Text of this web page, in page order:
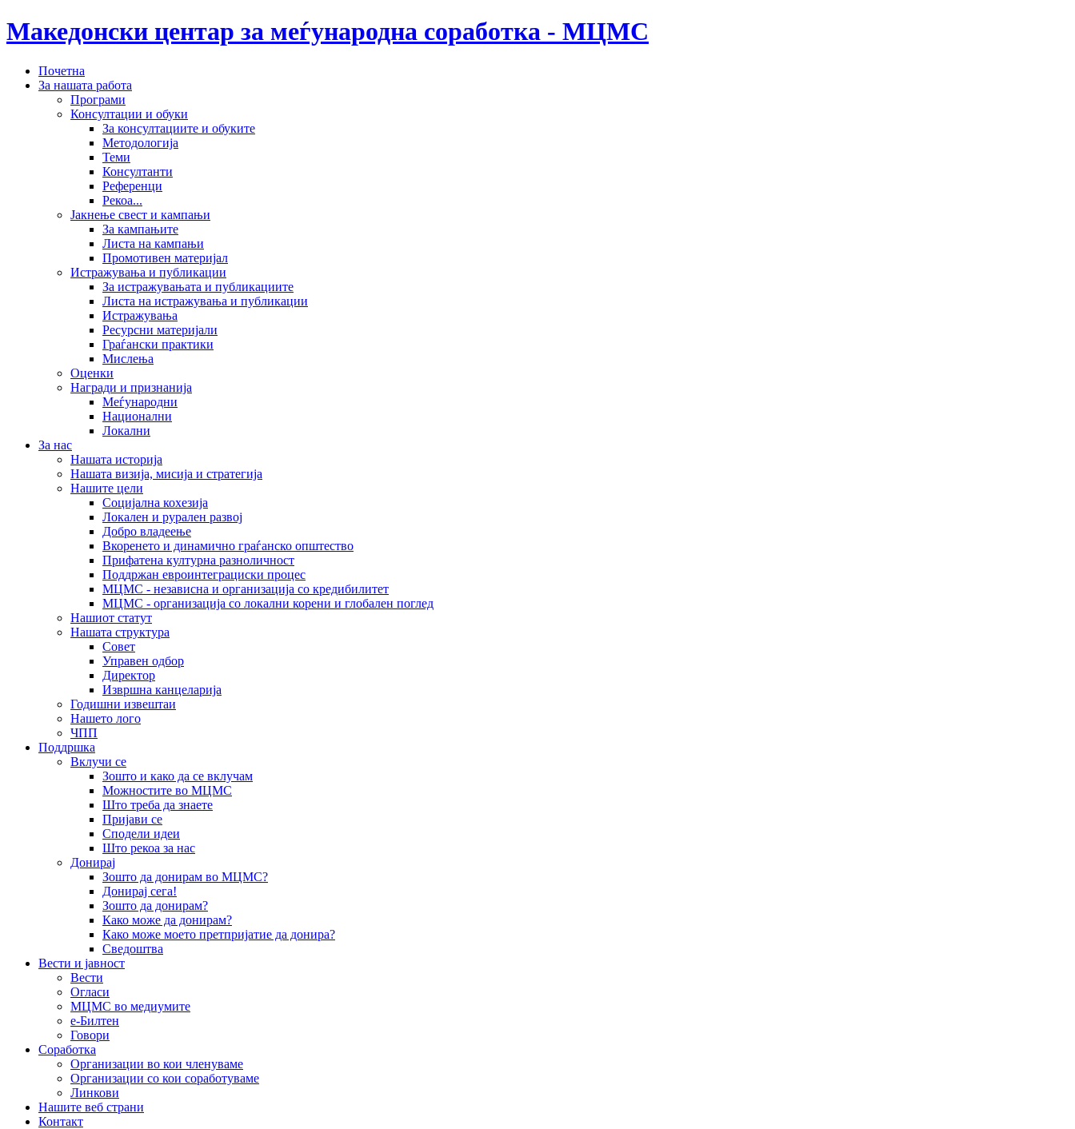
Македонски центар за меѓународна соработка - МЦМС
Почетна
За нашата работа
Програми
Консултации и обуки
За консултациите и обуките
Методологија
Теми
Консултанти
Референци
Рекоа...
Јакнење свест и кампањи
За кампањите
Листа на кампањи
Промотивен материјал
Истражувања и публикации
За истражувањата и публикациите
Листа на истражувања и публикации
Истражувања
Ресурсни материјали
Граѓански практики
Мислења
Оценки
Награди и признанија
Меѓународни
Национални
Локални
За нас
Нашата историја
Нашата визија, мисија и стратегија
Нашите цели
Социјална кохезија
Локален и рурален развој
Добро владеење
Вкоренето и динамично граѓанско општество
Прифатена културна разноличност
Поддржан евроинтеграциски процес
МЦМС - независна и организација со кредибилитет
МЦМС - организација со локални корени и глобален поглед
Нашиот статут
Нашата структура
Совет
Управен одбор
Директор
Извршна канцеларија
Годишни извештаи
Нашето лого
ЧПП
Поддршка
Вклучи се
Зошто и како да се вклучам
Можностите во МЦМС
Што треба да знаете
Пријави се
Сподели идеи
Што рекоа за нас
Донирај
Зошто да донирам во МЦМС?
Донирај сега!
Зошто да донирам?
Како може да донирам?
Како може моето претпријатие да донира?
Сведоштва
Вести и јавност
Вести
Огласи
МЦМС во медиумите
е-Билтен
Говори
Соработка
Организации во кои членуваме
Организации со кои соработуваме
Линкови
Нашите веб страни
Контакт